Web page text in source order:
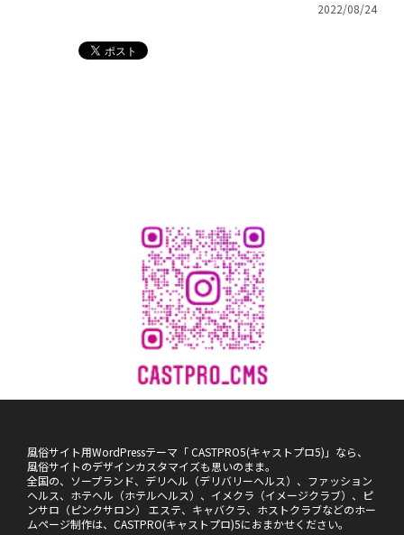
2022/08/24
風俗サイト用WordPressテーマ「 CASTPRO5(キャストプロ5)」なら、
風俗サイトのデザインカスタマイズも思いのまま。
全国の、ソープランド、デリヘル（デリバリーヘルス）、ファッション
ヘルス、ホテヘル（ホテルヘルス）、イメクラ（イメージクラブ）、ピ
ンサロ（ピンクサロン） エステ、キャバクラ、ホストクラブなどのホー
ムページ制作は、CASTPRO(キャストプロ)5におまかせください。